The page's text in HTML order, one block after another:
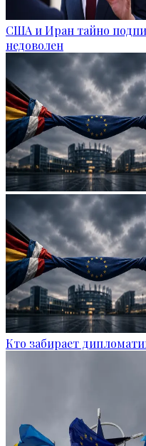
США и Иран тайно
недоволен
Кто забирает